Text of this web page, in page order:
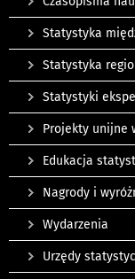
Statystyka
Statystyka
Statystyki
Projekty unijne
Edukacja
Nagrody i
Wydarzenia
Urzędy